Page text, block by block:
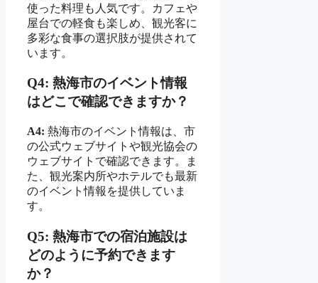
使った料理も人気です。カフェや
屋台での軽食も楽しめ、観光客に
多彩な食事の選択肢が提供されて
います。
Q4: 熱海市のイベント情報
はどこで確認できますか？
A4: 熱海市のイベント情報は、市
の公式ウェブサイトや観光協会の
ウェブサイトで確認できます。ま
た、観光案内所やホテルでも最新
のイベント情報を提供していま
す。
Q5: 熱海市での宿泊施設は
どのように予約できます
か？